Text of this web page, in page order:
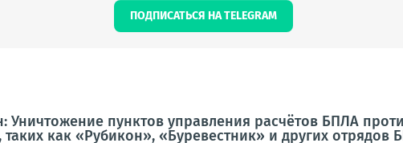
ПОДПИСАТЬСЯ НА TELEGRAM
Уничтожение пунктов управления расчётов БПЛА
таких как «Рубикон», «Буревестник» и других